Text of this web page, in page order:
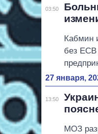
03:50
Кабмин
без ЕСВ
27 января,
13:50
МОЗ